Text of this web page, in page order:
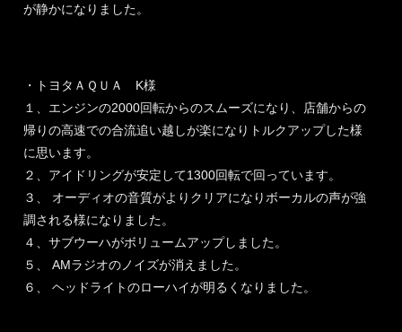
が静かになりました。
・トヨタＡＱＵＡ K様
１、エンジンの2000回転からのスムーズになり、店舗からの
帰りの高速での合流追い越しが楽になりトルクアップした様
に思います。
２、アイドリングが安定して1300回転で回っています。
３、 オーディオの音質がよりクリアになりボーカルの声が強
調される様になりました。
４、サブウーハがボリュームアップしました。
５、 AMラジオのノイズが消えました。
６、 ヘッドライトのローハイが明るくなりました。